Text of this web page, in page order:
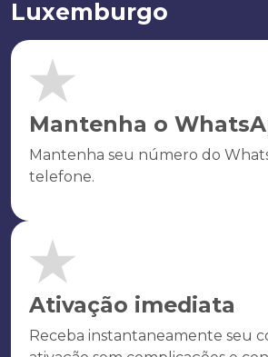
Luxemburgo
Mantenha o
Mantenha seu número do
telefone.
Ativação imediata
Receba instantaneamente seu